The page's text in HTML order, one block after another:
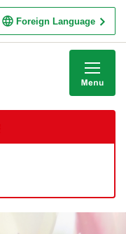
Foreign Language